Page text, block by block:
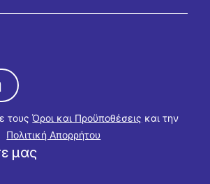
μας
τουςΌροι και Προϋποθέσεις και την
Πολιτική Απορρήτου